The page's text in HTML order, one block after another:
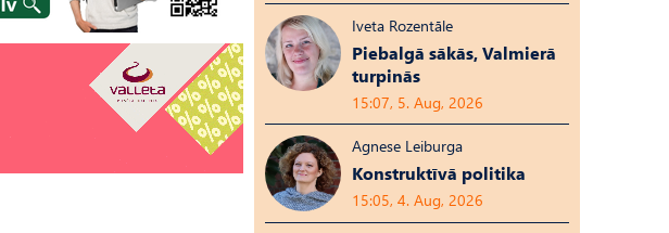
Iveta Rozentāle
Piebalgā sākās, Valmierā
turpinās
15:07, 5. Aug, 2026
Agnese Leiburga
Konstruktīvā politika
15:05, 4. Aug, 2026